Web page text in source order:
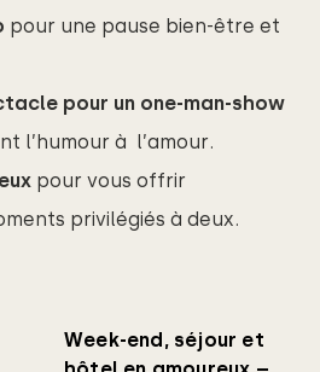
pour une pause bien-être et
pour un one-man-show
l’humour à l’amour.
pour vous offrir
privilégiés à deux.
Week-end, séjour et